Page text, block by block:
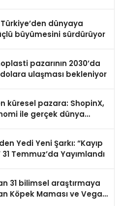
dünyaya
büyümesini sürdürüyor
pazarının 2030’da
ulaşması bekleniyor
küresel pazara: ShopinX,
ile gerçek dünya
Yedi Yeni Şarkı: “Kayıp
31 Temmuz’da Yayımlandı
31 bilimsel araştırmaya
Köpek Maması ve Vegan